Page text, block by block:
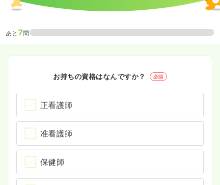
あと 7問
お持ちの資格はなんですか？ 必須
正看護師
准看護師
保健師